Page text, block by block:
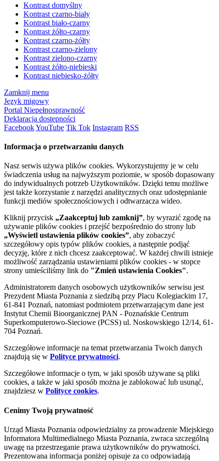
Kontrast domyślny
Kontrast czarno-biały
Kontrast biało-czarny
Kontrast żółto-czarny
Kontrast czarno-żółty
Kontrast czarno-zielony
Kontrast zielono-czarny
Kontrast żółto-niebieski
Kontrast niebiesko-żółty
Zamknij menu
Język migowy
Portal Niepełnosprawność
Deklaracja dostępności
FacebookYouTube Tik Tok Instagram RSS
Informacja o przetwarzaniu danych
Nasz serwis używa plików cookies. Wykorzystujemy je w celu
świadczenia usług na najwyższym poziomie, w sposób dopasowany
do indywidualnych potrzeb Użytkowników. Dzięki temu możliwe
jest także korzystanie z narzędzi analitycznych oraz udostępnianie
funkcji mediów społecznościowych i odtwarzacza wideo.
Kliknij przycisk „Zaakceptuj lub zamknij”, by wyrazić zgodę na
używanie plików cookies i przejść bezpośrednio do strony lub
„Wyświetl ustawienia plików cookies”, aby zobaczyć
szczegółowy opis typów plików cookies, a następnie podjąć
decyzję, które z nich chcesz zaakceptować. W każdej chwili istnieje
możliwość zarządzania ustawieniami plików cookies - w stopce
strony umieściliśmy link do "Zmień ustawienia Cookies".
Administratorem danych osobowych użytkowników serwisu jest
Prezydent Miasta Poznania z siedzibą przy Placu Kolegiackim 17,
61-841 Poznań, natomiast podmiotem przetwarzającym dane jest
Instytut Chemii Bioorganicznej PAN - Poznańskie Centrum
Superkomputerowo-Sieciowe (PCSS) ul. Noskowskiego 12/14, 61-
704 Poznań.
Szczegółowe informacje na temat przetwarzania Twoich danych
znajdują się w Polityce prywatności.
Szczegółowe informacje o tym, w jaki sposób używane są pliki
cookies, a także w jaki sposób można je zablokować lub usunąć,
znajdziesz w Polityce cookies.
Cenimy Twoją prywatność
Urząd Miasta Poznania odpowiedzialny za prowadzenie Miejskiego
Informatora Multimedialnego Miasta Poznania, zwraca szczególną
uwagę na przestrzeganie prawa użytkowników do prywatności.
Prezentowana informacja poniżej opisuje za co odpowiadają